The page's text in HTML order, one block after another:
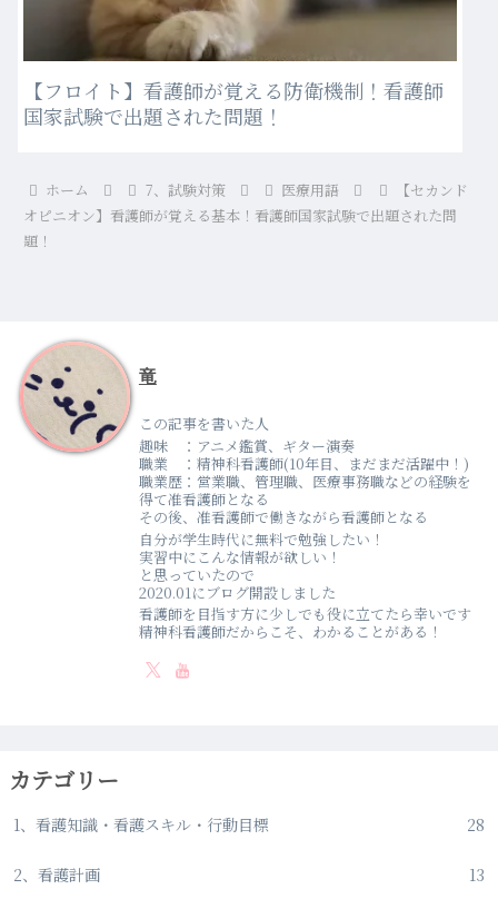
【フロイト】看護師が覚える防衛機制！看護師
国家試験で出題された問題！
ホーム 7、試験対策 医療用語
【セカンド
オピニオン】看護師が覚える基本！看護師国家試験で出題された問
題！
竜
この記事を書いた人
趣味 ：アニメ鑑賞、ギター演奏
職業 ：精神科看護師(10年目、まだまだ活躍中！)
職業歴：営業職、管理職、医療事務職などの経験を
得て准看護師となる
その後、准看護師で働きながら看護師となる
自分が学生時代に無料で勉強したい！
実習中にこんな情報が欲しい！
と思っていたので
2020.01にブログ開設しました
看護師を目指す方に少しでも役に立てたら幸いです
精神科看護師だからこそ、わかることがある！
カテゴリー
1、看護知識・看護スキル・行動目標 28
2、看護計画 13